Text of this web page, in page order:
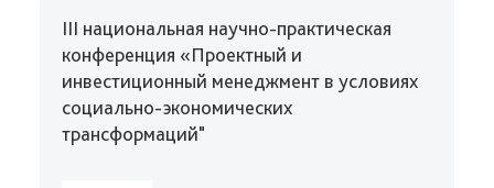
III национальная научно-практическая
конференция «Проектный и
инвестиционный менеджмент в условиях
социально-экономических
трансформаций"